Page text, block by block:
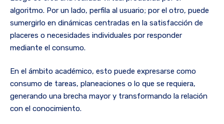
algoritmo. Por un lado, perfila al usuario; por el otro, puede
sumergirlo en dinámicas centradas en la satisfacción de
placeres o necesidades individuales por responder
mediante el consumo.
En el ámbito académico, esto puede expresarse como
consumo de tareas, planeaciones o lo que se requiera,
generando una brecha mayor y transformando la relación
con el conocimiento.